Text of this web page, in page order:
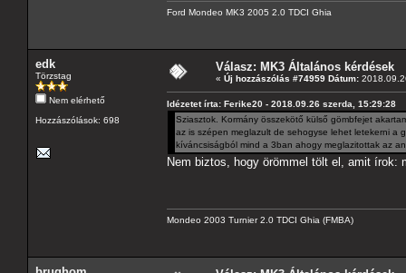
Ford Mondeo MK3 2005 2.0 TDCI Ghia
edk
Törzstag
Nem elérhető
Hozzászólások: 698
Válasz: MK3 Általános kérdések
« Új hozzászólás #74959 Dátum:
Idézetet írta: Ferike20 - 2018.09.26 szerda, 15:29:28
Sziasztok. Kormány összekötő külső gömbfejet
az is szépen meglazult de sehogyse lehet letekerni a
kíváncsiságból mind a 3ban ahogy meglazitottak az
Nem biztos, hogy örömmel tölt el, amit
Mondeo 2003 Turnier 2.0 TDCI Ghia (FMBA)